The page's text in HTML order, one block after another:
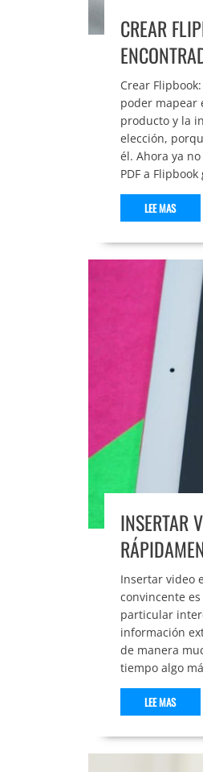
CREAR
Crear
poder mapear
producto y la
elección,
él. Ahora ya
PDF a
LEE MAS
INSERTAR
Insertar video
convincente
particular
información
de manera
tiempo algo
LEE MAS